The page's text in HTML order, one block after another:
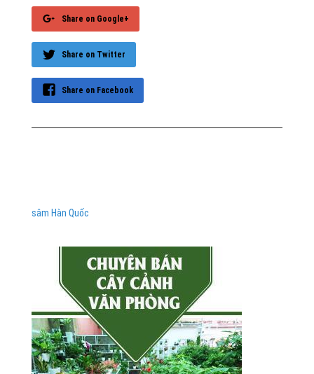
Share on Google+
Share on Twitter
Share on Facebook
sâm Hàn Quốc